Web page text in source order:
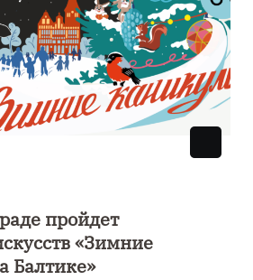
пройдет
«Зимние
Балтике»